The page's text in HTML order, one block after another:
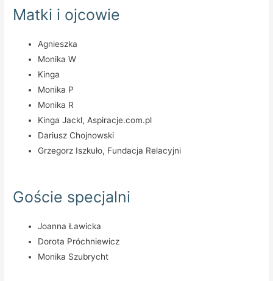
Matki i ojcowie
Agnieszka
Monika W
Kinga
Monika P
Monika R
Kinga Jackl, Aspiracje.com.pl
Dariusz Chojnowski
Grzegorz Iszkuło, Fundacja Relacyjni
Goście specjalni
Joanna Ławicka
Dorota Próchniewicz
Monika Szubrycht